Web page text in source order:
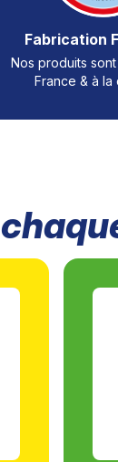
Fabrication
Nos produits
France & à la